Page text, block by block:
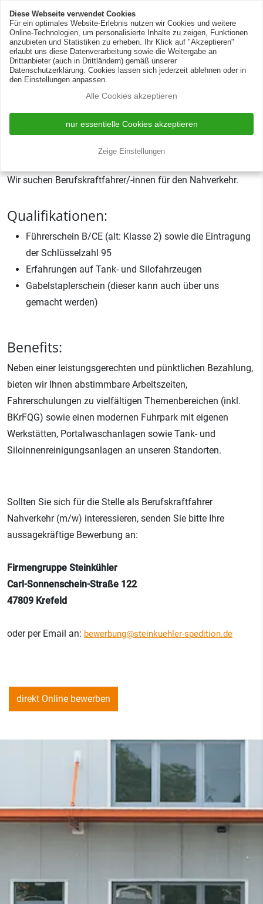
Zur Silotank-Reinigung
Berufskraftfahrer (m/w/d)
Nahverkehr
Vollzeitstelle 2023-04-18 11:30:21
Wir suchen Berufskraftfahrer/-innen für den Nahverkehr.
Qualifikationen:
Führerschein B/CE (alt: Klasse 2) sowie die Eintragung
der Schlüsselzahl 95
Erfahrungen auf Tank- und Silofahrzeugen
Gabelstaplerschein (dieser kann auch über uns
gemacht werden)
Benefits:
Neben einer leistungsgerechten und pünktlichen Bezahlung,
bieten wir Ihnen abstimmbare Arbeitszeiten,
Fahrerschulungen zu vielfältigen Themenbereichen (inkl.
BKrFQG) sowie einen modernen Fuhrpark mit eigenen
Werkstätten, Portalwaschanlagen sowie Tank- und
Siloinnenreinigungsanlagen an unseren Standorten.
Sollten Sie sich für die Stelle als Berufskraftfahrer
Nahverkehr (m/w) interessieren, senden Sie bitte Ihre
aussagekräftige Bewerbung an:
Firmengruppe Steinkühler
Carl-Sonnenschein-Straße 122
47809 Krefeld
oder per Email an: bewerbung@steinkuehler-spedition.de
direkt Online bewerben
Diese Webseite verwendet Cookies
Für ein optimales Website-Erlebnis nutzen wir Cookies und weitere
Online-Technologien, um personalisierte Inhalte zu zeigen, Funktionen
anzubieten und Statistiken zu erheben. Ihr Klick auf "Akzeptieren"
erlaubt uns diese Datenverarbeitung sowie die Weitergabe an
Drittanbieter (auch in Drittländern) gemäß unserer
Datenschutzerklärung. Cookies lassen sich jederzeit ablehnen oder in
den Einstellungen anpassen.
Alle Cookies akzeptieren
nur essentielle Cookies akzeptieren
Zeige Einstellungen